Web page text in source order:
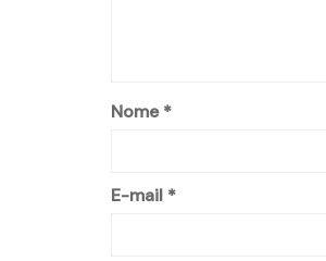
Nome*
E-mail *